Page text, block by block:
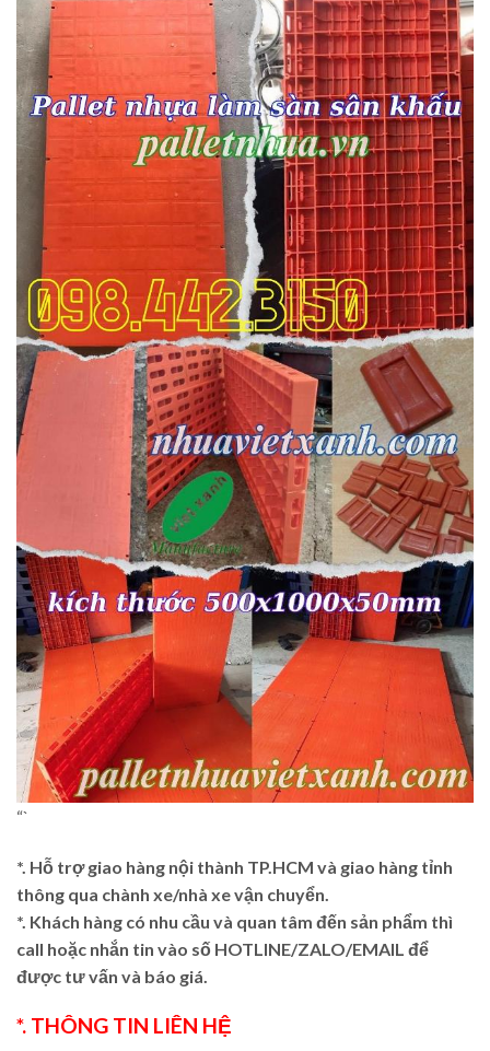
“`
*. Hỗ trợ giao hàng nội thành TP.HCM và giao hàng tỉnh
thông qua chành xe/nhà xe vận chuyển.
*. Khách hàng có nhu cầu và quan tâm đến sản phẩm thì
call hoặc nhắn tin vào số HOTLINE/ZALO/EMAIL để
được tư vấn và báo giá.
*. THÔNG TIN LIÊN HỆ